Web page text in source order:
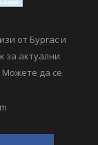
от Бургас и
за актуални
да се